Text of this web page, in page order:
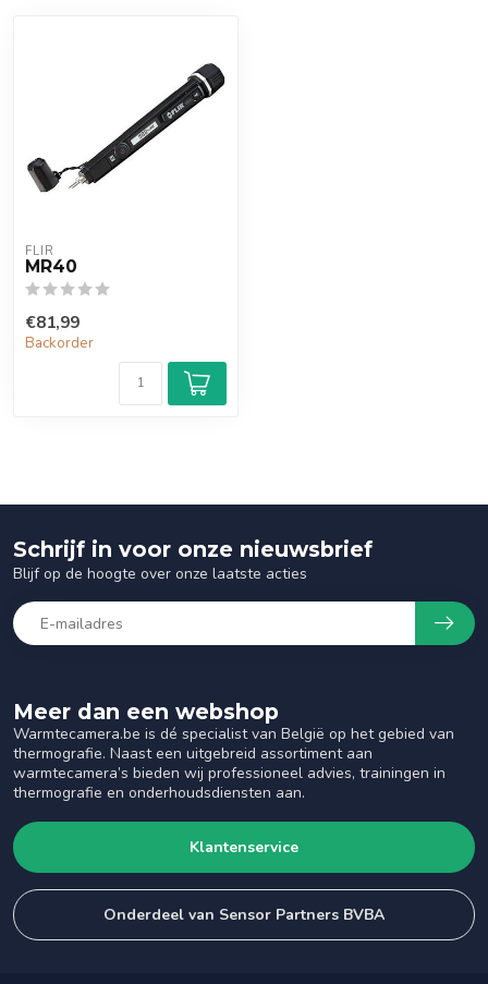
FLIR
MR40
€81,99
Backorder
Meer dan een webshop
Warmtecamera.be is dé specialist van België op het gebied van
thermografie. Naast een uitgebreid assortiment aan
warmtecamera’s bieden wij professioneel advies, trainingen in
thermografie en onderhoudsdiensten aan.
Klantenservice
Onderdeel van Sensor Partners BVBA
Schrijf in voor onze nieuwsbrief
Blijf op de hoogte over onze laatste acties